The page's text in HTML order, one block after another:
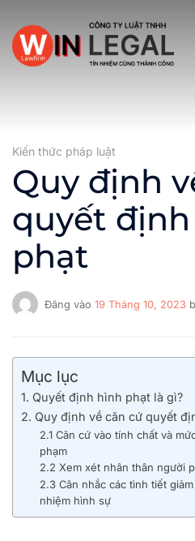
qua
nội
dung
Kiến thức pháp luật
Quy định
quyết
phạt
Đăng vào 19 Tháng 10, 2023
Mục lục
1. Quyết định hình phạt là gì?
2. Quy định về căn cứ quyết
2.1 Căn cứ vào tính chất và
phạm
2.2 Xem xét nhân thân người
2.3 Cân nhắc các tình tiết
nhiệm hình sự